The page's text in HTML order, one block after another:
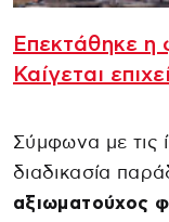
Επεκτάθηκε η
Καίγεται
Σύμφωνα με τις
διαδικασία
αξιωματούχος